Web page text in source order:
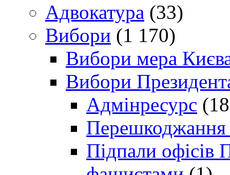
Адвокатура (33)
Вибори (1 170)
Вибори мера
Вибори
Адмінресурс
Перешкоджання
Підпали офісів